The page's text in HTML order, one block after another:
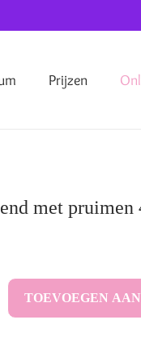
Prijzen
met pruimen
TOEVOEGEN